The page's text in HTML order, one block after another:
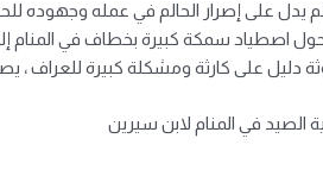
يدل على إصرار الحالم في عمله وجهوده
اصطياد سمكة كبيرة بخطاف في المنام إلى
دليل على كارثة ومشكلة كبيرة للعراف ،
في المنام لابن سيرين